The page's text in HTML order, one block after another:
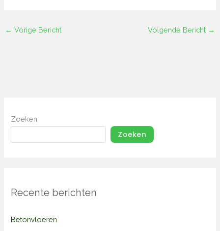
← Vorige Bericht Volgende Bericht →
Zoeken
Zoeken
Recente berichten
Betonvloeren